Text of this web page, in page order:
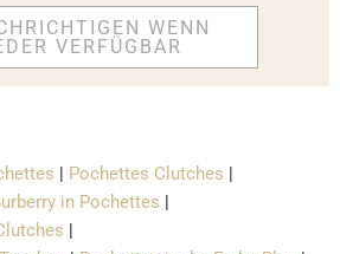
WENN
VERFÜGBAR
| Pochettes Clutches |
in Pochettes |
|